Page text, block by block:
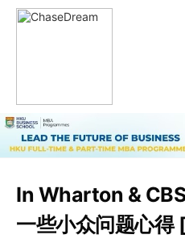
In Wharton &
一些小众问题心